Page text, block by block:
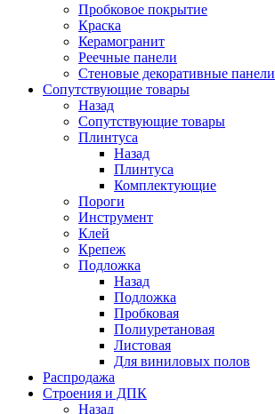
Пробковое покрытие
Краска
Керамогранит
Реечные панели
Стеновые декоративные панели
Сопутствующие товары
Назад
Сопутствующие товары
Плинтуса
Назад
Плинтуса
Комплектующие
Пороги
Инструмент
Клей
Крепеж
Подложка
Назад
Подложка
Пробковая
Полиуретановая
Листовая
Для виниловых полов
Распродажа
Строения и ДПК
Назад